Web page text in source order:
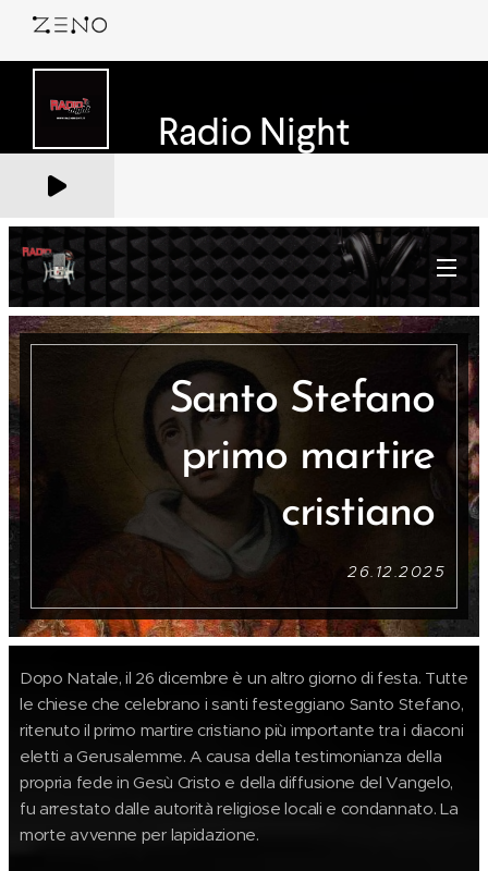
Santo Stefano
primo martire
cristiano
26.12.2025
Dopo Natale, il 26 dicembre è un altro giorno di festa. Tutte
le chiese che celebrano i santi festeggiano Santo Stefano,
ritenuto il primo martire cristiano più importante tra i diaconi
eletti a Gerusalemme. A causa della testimonianza della
propria fede in Gesù Cristo e della diffusione del Vangelo,
fu arrestato dalle autorità religiose locali e condannato. La
morte avvenne per lapidazione.